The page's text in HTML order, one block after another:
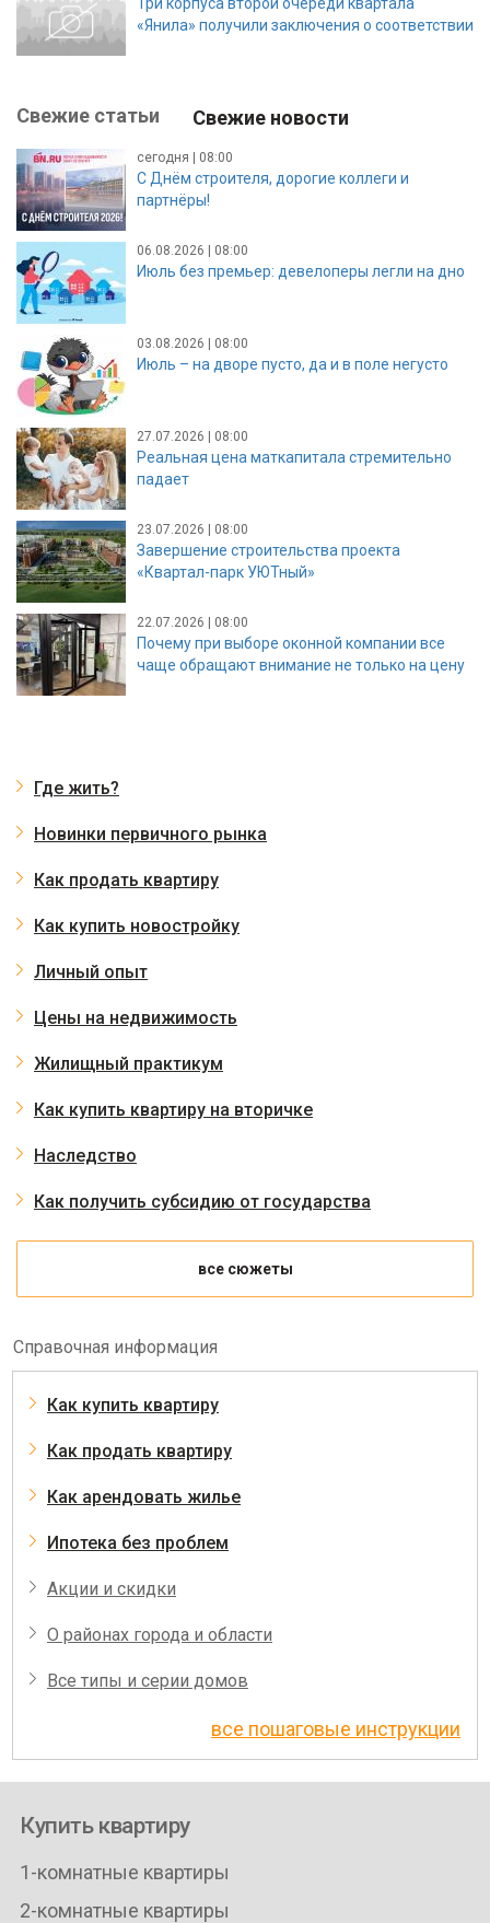
«Янила» получили заключения о соответствии
Свежие статьи Свежие новости
сегодня | 08:00
С Днём строителя, дорогие коллеги и
партнёры!
06.08.2026 | 08:00
Июль без премьер: девелоперы легли на дно
03.08.2026 | 08:00
Июль – на дворе пусто, да и в поле негусто
27.07.2026 | 08:00
Реальная цена маткапитала стремительно
падает
23.07.2026 | 08:00
Завершение строительства проекта
«Квартал-парк УЮТный»
22.07.2026 | 08:00
Почему при выборе оконной компании все
чаще обращают внимание не только на цену
Где жить?
Новинки первичного рынка
Как продать квартиру
Как купить новостройку
Личный опыт
Цены на недвижимость
Жилищный практикум
Как купить квартиру на вторичке
Наследство
Как получить субсидию от государства
все сюжеты
Справочная информация
Как купить квартиру
Как продать квартиру
Как арендовать жилье
Ипотека без проблем
Акции и скидки
О районах города и области
Все типы и серии домов
все пошаговые инструкции
Купить квартиру
1-комнатные квартиры
2-комнатные квартиры